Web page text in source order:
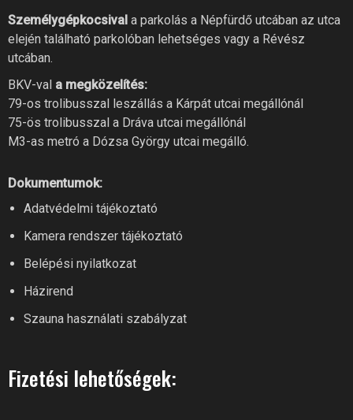
Személygépkocsival a parkolás a Népfürdő utcában az utca
elején található parkolóban lehetséges vagy a Révész
utcában.
BKV-val a megközelítés:
79-os trolibusszal leszállás a Kárpát utcai megállónál
75-ös trolibusszal a Dráva utcai megállónál
M3-as metró a Dózsa György utcai megálló.
Dokumentumok:
Adatvédelmi tájékoztató
Kamera rendszer tájékoztató
Belépési nyilatkozat
Házirend
Szauna használati szabályzat
Fizetési lehetőségek:
Online recepció